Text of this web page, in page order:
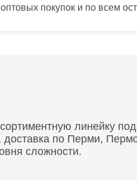
покупок и по всем
линейку
по Перми,
сложности.